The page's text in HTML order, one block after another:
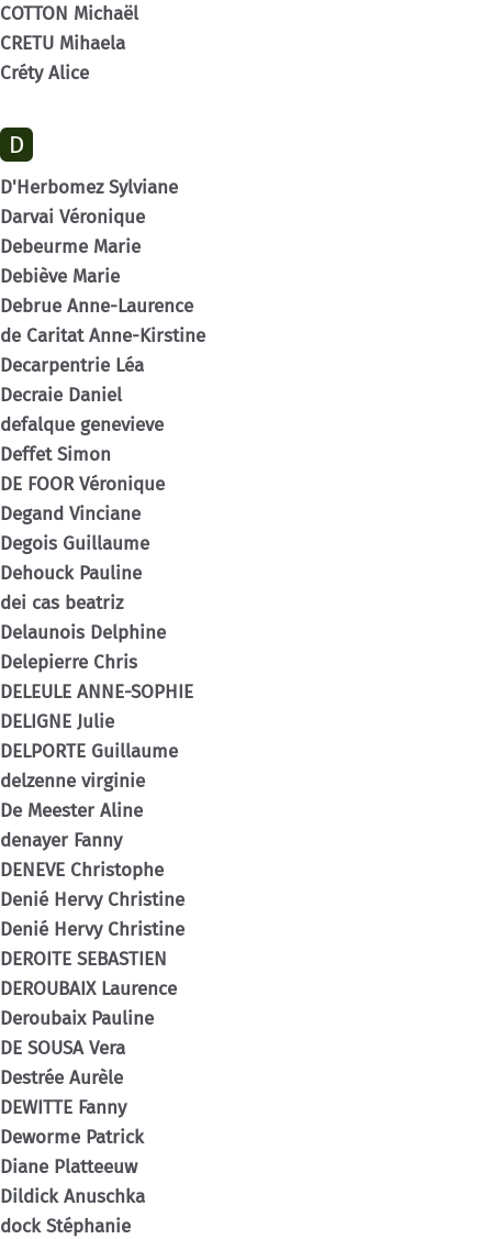
COTTON Michaël
CRETU Mihaela
Créty Alice
D
D'Herbomez Sylviane
Darvai Véronique
Debeurme Marie
Debiève Marie
Debrue Anne-Laurence
de Caritat Anne-Kirstine
Decarpentrie Léa
Decraie Daniel
defalque genevieve
Deffet Simon
DE FOOR Véronique
Degand Vinciane
Degois Guillaume
Dehouck Pauline
dei cas beatriz
Delaunois Delphine
Delepierre Chris
DELEULE ANNE-SOPHIE
DELIGNE Julie
DELPORTE Guillaume
delzenne virginie
De Meester Aline
denayer Fanny
DENEVE Christophe
Denié Hervy Christine
Denié Hervy Christine
DEROITE SEBASTIEN
DEROUBAIX Laurence
Deroubaix Pauline
DE SOUSA Vera
Destrée Aurèle
DEWITTE Fanny
Deworme Patrick
Diane Platteeuw
Dildick Anuschka
dock Stéphanie